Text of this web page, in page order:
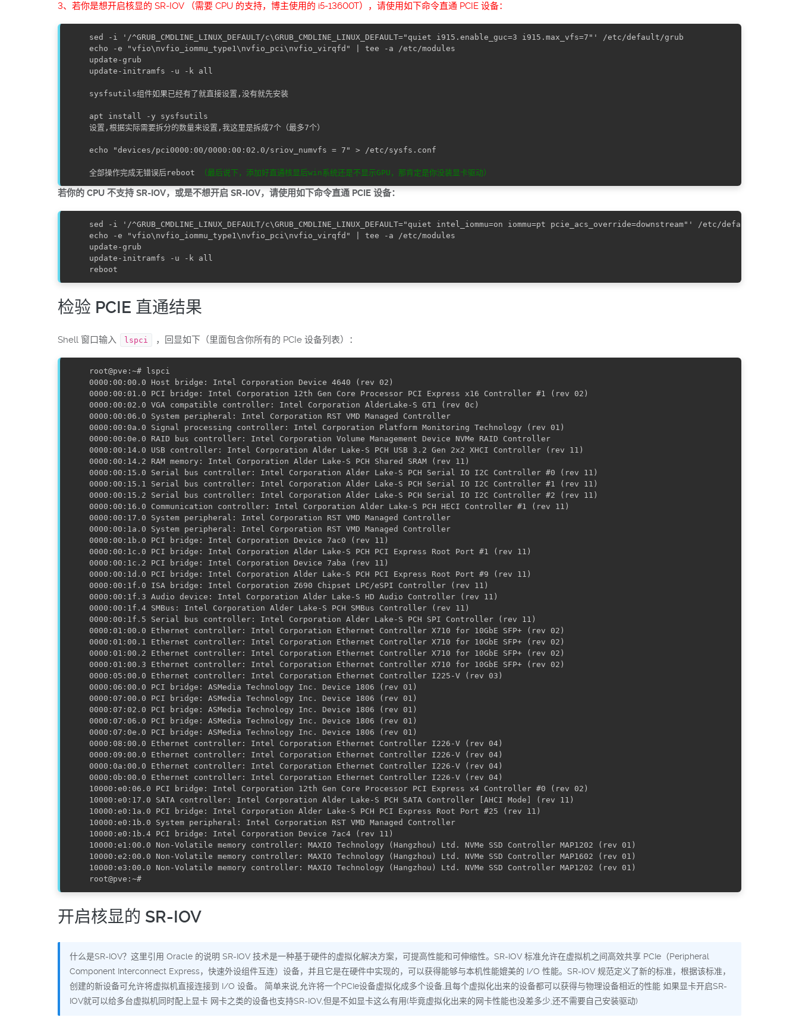
3、若你是想开启核显的 SR-IOV （需要 CPU 的支持，博主使用的 i5-13600T），请使用如下命令直通 PCIE 设备：
sed -i '/^GRUB_CMDLINE_LINUX_DEFAULT/c\GRUB_CMDLINE_LINUX_DEFAULT="quiet i915.enable_guc=3 i915.max_vfs=7"' /etc/default/grub
echo -e "vfio\nvfio_iommu_type1\nvfio_pci\nvfio_virqfd" | tee -a /etc/modules
update-grub
sysfsutils组件如果已经有了就直接设置,没有就先安装
apt install -y sysfsutils
设置,根据实际需要拆分的数量来设置,我这里是拆成7个（最多7个）
echo "devices/pci0000:00/0000:00:02.0/sriov_numvfs = 7" > /etc/sysfs.conf
全部操作完成无错误后reboot
若你的 CPU 不支持 SR-IOV，或是不想开启 SR-IOV，请使用如下命令直通 PCIE 设备：
sed -i '/^GRUB_CMDLINE_LINUX_DEFAULT/c\GRUB_CMDLINE_LINUX_DEFAULT="quiet intel_iommu=on iommu=pt pcie_acs_override=downstream"' /etc/default/grub
echo -e "vfio\nvfio_iommu_type1\nvfio_pci\nvfio_virqfd" | tee -a /etc/modules
update-grub
update-initramfs -u -k all
检验 PCIE 直通结果
Shell 窗口输入 lspci ，回显如下（里面包含你所有的 PCIe 设备列表）：
root@pve:~# lspci
0000:00:00.0 Host bridge: Intel Corporation Device 4640 (rev 02)
0000:00:01.0 PCI bridge: Intel Corporation 12th Gen Core Processor PCI Express x16 Controller #1 (rev 02)
0000:00:02.0 VGA compatible controller: Intel Corporation AlderLake-S GT1 (rev 0c)
0000:00:06.0 System peripheral: Intel Corporation RST VMD Managed Controller
0000:00:0a.0 Signal processing controller: Intel Corporation Platform Monitoring Technology (rev 01)
0000:00:0e.0 RAID bus controller: Intel Corporation Volume Management Device NVMe RAID Controller
0000:00:14.0 USB controller: Intel Corporation Alder Lake-S PCH USB 3.2 Gen 2x2 XHCI Controller (rev 11)
0000:00:14.2 RAM memory: Intel Corporation Alder Lake-S PCH Shared SRAM (rev 11)
0000:00:15.0 Serial bus controller: Intel Corporation Alder Lake-S PCH Serial IO I2C Controller #0 (rev 11)
0000:00:15.1 Serial bus controller: Intel Corporation Alder Lake-S PCH Serial IO I2C Controller #1 (rev 11)
0000:00:15.2 Serial bus controller: Intel Corporation Alder Lake-S PCH Serial IO I2C Controller #2 (rev 11)
0000:00:16.0 Communication controller: Intel Corporation Alder Lake-S PCH HECI Controller #1 (rev 11)
0000:00:17.0 System peripheral: Intel Corporation RST VMD Managed Controller
0000:00:1a.0 System peripheral: Intel Corporation RST VMD Managed Controller
0000:00:1b.0 PCI bridge: Intel Corporation Device 7ac0 (rev 11)
0000:00:1c.0 PCI bridge: Intel Corporation Alder Lake-S PCH PCI Express Root Port #1 (rev 11)
0000:00:1c.2 PCI bridge: Intel Corporation Device 7aba (rev 11)
0000:00:1d.0 PCI bridge: Intel Corporation Alder Lake-S PCH PCI Express Root Port #9 (rev 11)
0000:00:1f.0 ISA bridge: Intel Corporation Z690 Chipset LPC/eSPI Controller (rev 11)
0000:00:1f.3 Audio device: Intel Corporation Alder Lake-S HD Audio Controller (rev 11)
0000:00:1f.4 SMBus: Intel Corporation Alder Lake-S PCH SMBus Controller (rev 11)
0000:00:1f.5 Serial bus controller: Intel Corporation Alder Lake-S PCH SPI Controller (rev 11)
0000:01:00.0 Ethernet controller: Intel Corporation Ethernet Controller X710 for 10GbE SFP+ (rev 02)
0000:01:00.1 Ethernet controller: Intel Corporation Ethernet Controller X710 for 10GbE SFP+ (rev 02)
0000:01:00.2 Ethernet controller: Intel Corporation Ethernet Controller X710 for 10GbE SFP+ (rev 02)
0000:01:00.3 Ethernet controller: Intel Corporation Ethernet Controller X710 for 10GbE SFP+ (rev 02)
0000:05:00.0 Ethernet controller: Intel Corporation Ethernet Controller I225-V (rev 03)
0000:06:00.0 PCI bridge: ASMedia Technology Inc. Device 1806 (rev 01)
0000:07:00.0 PCI bridge: ASMedia Technology Inc. Device 1806 (rev 01)
0000:07:02.0 PCI bridge: ASMedia Technology Inc. Device 1806 (rev 01)
0000:07:06.0 PCI bridge: ASMedia Technology Inc. Device 1806 (rev 01)
0000:07:0e.0 PCI bridge: ASMedia Technology Inc. Device 1806 (rev 01)
0000:08:00.0 Ethernet controller: Intel Corporation Ethernet Controller I226-V (rev 04)
0000:09:00.0 Ethernet controller: Intel Corporation Ethernet Controller I226-V (rev 04)
0000:0a:00.0 Ethernet controller: Intel Corporation Ethernet Controller I226-V (rev 04)
0000:0b:00.0 Ethernet controller: Intel Corporation Ethernet Controller I226-V (rev 04)
10000:e0:06.0 PCI bridge: Intel Corporation 12th Gen Core Processor PCI Express x4 Controller #0 (rev 02)
10000:e0:17.0 SATA controller: Intel Corporation Alder Lake-S PCH SATA Controller [AHCI Mode] (rev 11)
10000:e0:1a.0 PCI bridge: Intel Corporation Alder Lake-S PCH PCI Express Root Port #25 (rev 11)
10000:e0:1b.0 System peripheral: Intel Corporation RST VMD Managed Controller
10000:e0:1b.4 PCI bridge: Intel Corporation Device 7ac4 (rev 11)
10000:e1:00.0 Non-Volatile memory controller: MAXIO Technology (Hangzhou) Ltd. NVMe SSD Controller MAP1202 (rev 01)
10000:e2:00.0 Non-Volatile memory controller: MAXIO Technology (Hangzhou) Ltd. NVMe SSD Controller MAP1602 (rev 01)
10000:e3:00.0 Non-Volatile memory controller: MAXIO Technology (Hangzhou) Ltd. NVMe SSD Controller MAP1202 (rev 01)
开启核显的 SR-IOV
什么是SR-IOV？这里引用 Oracle 的说明 SR-IOV 技术是一种基于硬件的虚拟化解决方案，可提高性能和可伸缩性。SR-IOV 标准允许在虚拟机之间高效共享 PCIe（Peripheral
Component Interconnect Express，快速外设组件互连）设备，并且它是在硬件中实现的，可以获得能够与本机性能媲美的 I/O 性能。SR-IOV 规范定义了新的标准，根据该标准，
创建的新设备可允许将虚拟机直接连接到 I/O 设备。 简单来说,允许将一个PCIe设备虚拟化成多个设备,且每个虚拟化出来的设备都可以获得与物理设备相近的性能 如果显卡开启SR-
IOV就可以给多台虚拟机同时配上显卡 网卡之类的设备也支持SR-IOV,但是不如显卡这么有用(毕竟虚拟化出来的网卡性能也没差多少,还不需要自己安装驱动)